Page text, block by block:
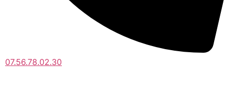
07.56.78.02.30